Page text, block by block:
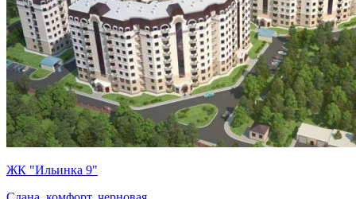
ЖК "Ильинка 9"